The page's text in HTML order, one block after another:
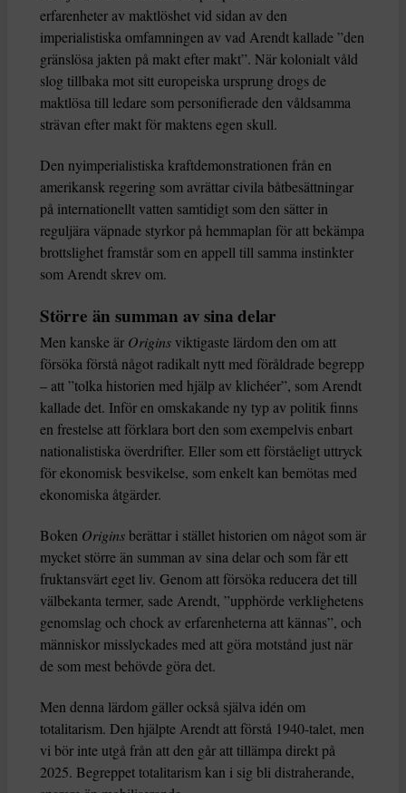
erfarenheter av maktlöshet vid sidan av den
imperialistiska omfamningen av vad Arendt kallade ”den
gränslösa jakten på makt efter makt”. När kolonialt våld
slog tillbaka mot sitt europeiska ursprung drogs de
maktlösa till ledare som personifierade den våldsamma
strävan efter makt för maktens egen skull.
Den nyimperialistiska kraftdemonstrationen från en
amerikansk regering som avrättar civila båtbesättningar
på internationellt vatten samtidigt som den sätter in
reguljära väpnade styrkor på hemmaplan för att bekämpa
brottslighet framstår som en appell till samma instinkter
som Arendt skrev om.
Större än summan av sina delar
Men kanske är Origins viktigaste lärdom den om att
försöka förstå något radikalt nytt med föråldrade begrepp
– att ”tolka historien med hjälp av klichéer”, som Arendt
kallade det. Inför en omskakande ny typ av politik finns
en frestelse att förklara bort den som exempelvis enbart
nationalistiska överdrifter. Eller som ett förståeligt uttryck
för ekonomisk besvikelse, som enkelt kan bemötas med
ekonomiska åtgärder.
Boken Originsberättar i stället historien om något som är
mycket större än summan av sina delar och som får ett
fruktansvärt eget liv. Genom att försöka reducera det till
välbekanta termer, sade Arendt, ”upphörde verklighetens
genomslag och chock av erfarenheterna att kännas”, och
människor misslyckades med att göra motstånd just när
de som mest behövde göra det.
Men denna lärdom gäller också själva idén om
totalitarism. Den hjälpte Arendt att förstå 1940-talet, men
vi bör inte utgå från att den går att tillämpa direkt på
2025. Begreppet totalitarism kan i sig bli distraherande,